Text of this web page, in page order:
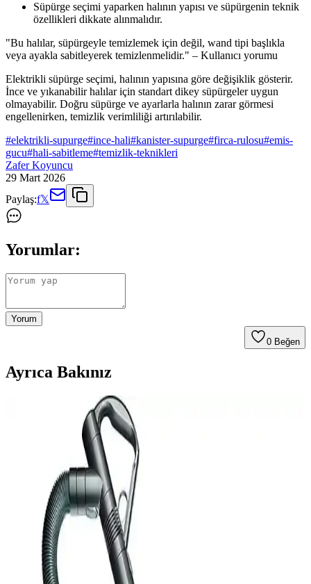
Süpürge seçimi yaparken halının yapısı ve süpürgenin teknik
özellikleri dikkate alınmalıdır.
"Bu halılar, süpürgeyle temizlemek için değil, wand tipi başlıkla
veya ayakla sabitleyerek temizlenmelidir." – Kullanıcı yorumu
Elektrikli süpürge seçimi, halının yapısına göre değişiklik gösterir.
İnce ve yıkanabilir halılar için standart dikey süpürgeler uygun
olmayabilir. Doğru süpürge ve ayarlarla halının zarar görmesi
engellenirken, temizlik verimliliği artırılabilir.
#elektrikli-supurge#ince-hali#kanister-supurge#firca-rulosu#emis-
gucu#hali-sabitleme#temizlik-teknikleri
Zafer Koyuncu
29 Mart 2026
Paylaş:f𝕏
Yorumlar:
Yorum
0 Beğen
Ayrıca Bakınız
Evcil Hayvan Tüyü İçin Halıya Takılmayan En İyi
Elektrikli Süpürge Modelleri ve Bakım İpuçları
Evcil hayvan tüylerinin halı ve sert zeminlerde temizliği için tıkanma
yapmayan, etkili elektrikli süpürge modelleri ve bakım önerileri
detaylı şekilde ele alınıyor.
Kanada'da Elektrikli Süpürge Deneyimleri: Dyson,
Shark ve Alternatif Markaların Karşılaştırması
Kanada'da Dyson süpürgelerin dayanıklılık ve servis sorunları,
Costco'nun iade politikaları ve Shark gibi alternatif markaların
sunduğu avantajlar kullanıcı deneyimlerini şekillendiriyor.